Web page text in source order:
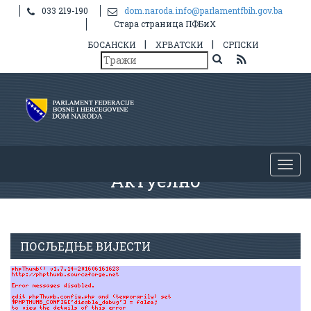
033 219-190
dom.naroda.info@parlamentfbih.gov.ba
Стара страница ПФБиХ
БОСАНСКИ
| ХРВАТСКИ | СРПСКИ
Актуелно
ПОСЉЕДЊЕ ВИЈЕСТИ